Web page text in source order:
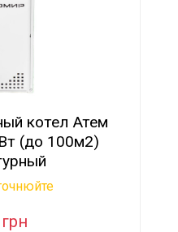
котел Атем
(до 100м2)